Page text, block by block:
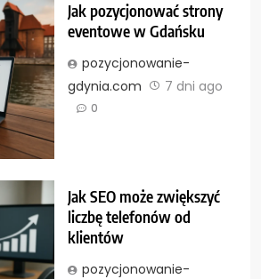
Jak pozycjonować strony
eventowe w Gdańsku
pozycjonowanie-
gdynia.com
7 dni ago
0
Jak SEO może zwiększyć
liczbę telefonów od
klientów
pozycjonowanie-